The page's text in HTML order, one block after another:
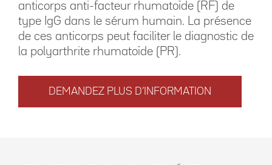
anticorps anti-facteur rhumatoïde (RF) de
type IgG dans le sérum humain. La présence
de ces anticorps peut faciliter le diagnostic de
la polyarthrite rhumatoïde (PR).
DEMANDEZ PLUS D’INFORMATION